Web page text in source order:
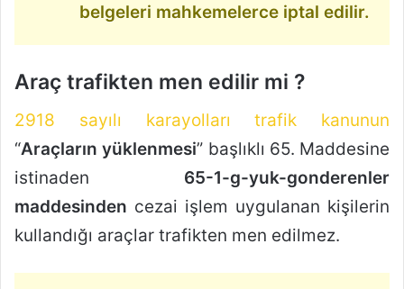
belgeleri mahkemelerce iptal edilir.
Araç trafikten men edilir mi ?
2918 sayılı karayolları trafik kanunun
“Araçların yüklenmesi” başlıklı 65. Maddesine
istinaden 65-1-g-yuk-gonderenler
maddesinden cezai işlem uygulanan kişilerin
kullandığı araçlar trafikten men edilmez.